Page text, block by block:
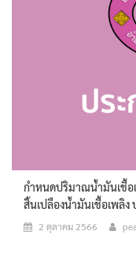
กำหนดปริมาณน้ำมันเชื้อ
สิ้นเปลืองน้ำมันเชื้อเพลิ
2 ตุลาคม 2566